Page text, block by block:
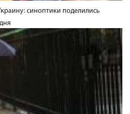
синоптики поделились